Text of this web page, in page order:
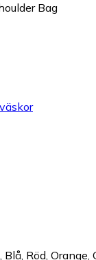
Bag
, Blå, Röd, Orange,